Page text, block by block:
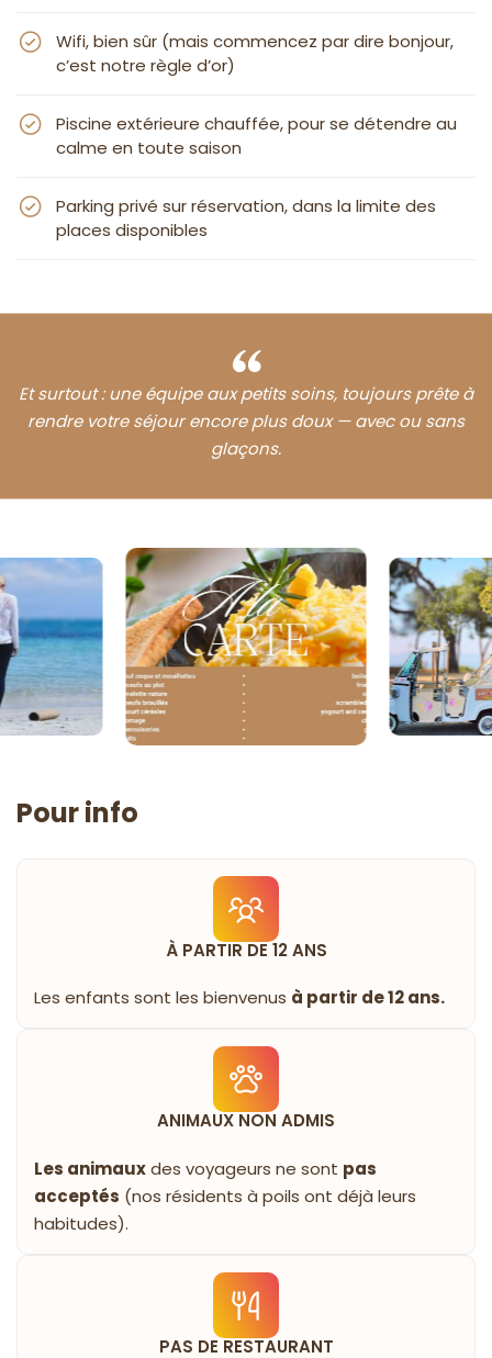
Wifi, bien sûr (mais commencez par dire bonjour,
c’est notre règle d’or)
Piscine extérieure chauffée, pour se détendre au
calme en toute saison
Parking privé sur réservation, dans la limite des
places disponibles
Et surtout : une équipe aux petits soins, toujours prête à
rendre votre séjour encore plus doux — avec ou sans
glaçons.
Pour info
À PARTIR DE 12 ANS
Les enfants sont les bienvenus à partir de 12 ans.
ANIMAUX NON ADMIS
Les animauxdes voyageurs ne sont pas
acceptés (nos résidents à poils ont déjà leurs
habitudes).
PAS DE RESTAURANT